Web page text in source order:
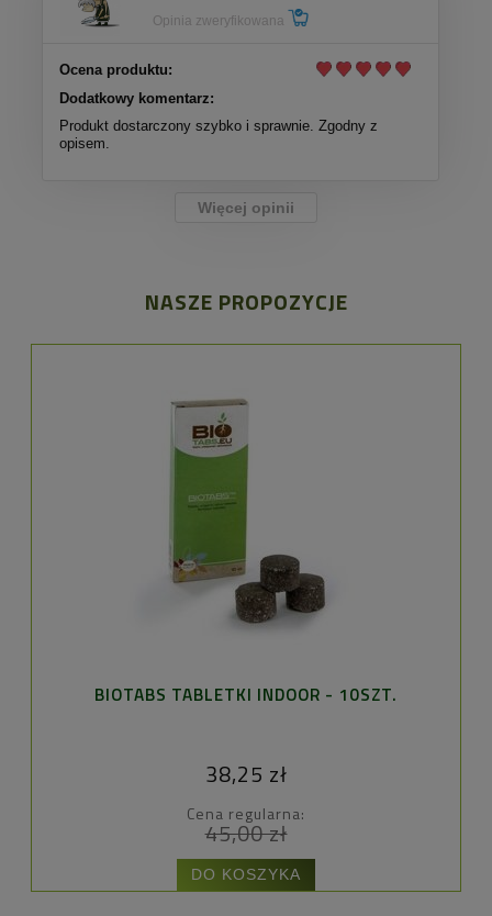
Opinia zweryfikowana
Ocena produktu:
Dodatkowy komentarz:
Produkt dostarczony szybko i sprawnie. Zgodny z
opisem.
Więcej opinii
NASZE PROPOZYCJE
BIOTABS TABLETKI INDOOR - 10SZT.
38,25 zł
Cena regularna:
45,00 zł
DO KOSZYKA